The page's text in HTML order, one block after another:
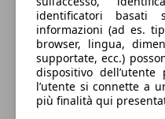
Coppia
Cilindrata
-
Carburante
Cilindri
-
Trasmissione
Tipo di trazione
identificatori
informazioni (ad es.
browser, lingua,
supportate, ecc.)
dispositivo
l’utente si connette a
più finalità qui